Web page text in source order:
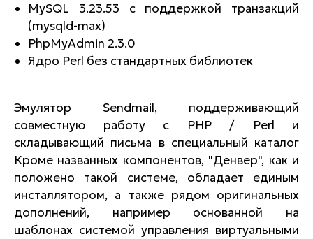
MySQL 3.23.53 с поддержкой транзакций
(mysqld-max)
PhpMyAdmin 2.3.0
Ядро Perl без стандартных библиотек
Эмулятор Sendmail, поддерживающий
совместную работу с PHP / Perl и
складывающий письма в специальный каталог
Кроме названных компонентов, "Денвер", как и
положено такой системе, обладает единым
инсталлятором, а также рядом оригинальных
дополнений, например основанной на
шаблонах системой управления виртуальными